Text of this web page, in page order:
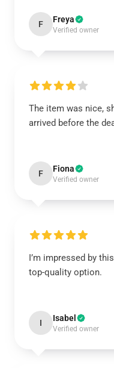
F Freya
Verified owner
The item was nice,
arrived before the
F Fiona
Verified owner
I’m impressed by
top-quality option.
I Isabel
Verified owner